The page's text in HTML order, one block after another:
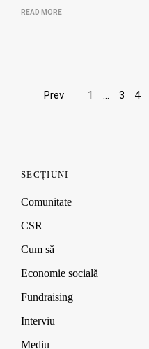
READ MORE
Page
Prev 1 … 3 4
SECȚIUNI
Comunitate
CSR
Cum să
Economie socială
Fundraising
Interviu
Mediu